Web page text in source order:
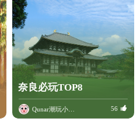
奈良必玩TOP8
56